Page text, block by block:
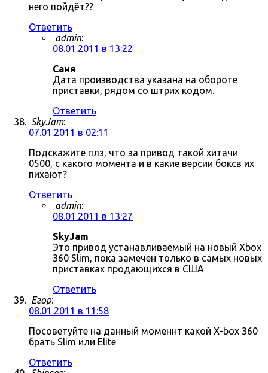
него пойдёт??
Ответить
admin:
08.01.2011 в 13:22
Саня
Дата производства указана на обороте
приставки, рядом со штрих кодом.
Ответить
SkyJam:
07.01.2011 в 02:11
Подскажите плз, что за привод такой хитачи
0500, с какого момента и в какие версии боксв их
пихают?
Ответить
admin:
08.01.2011 в 13:27
SkyJam
Это привод устанавливаемый на новый Xbox
360 Slim, пока замечен только в самых новых
приставках продающихся в США
Ответить
Егор:
08.01.2011 в 11:58
Посоветуйте на данный моменнт какой X-box 360
брать Slim или Elite
Ответить